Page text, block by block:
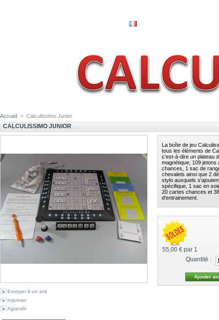
Accueil > Calculissimo Junior
CALCULISSIMO JUNIOR
Envoyer à un ami
Imprimer
Agrandir
La boîte de jeu
tous les éléments de
c'est-à-dire un plateau
magnétique, 109 jetons
chances, 1 sac de
chevalets ainsi que 2
stylo auxquels
spécifique, 1 sac en
20 cartes chances et
d'entrainement.
55,00 €par 1
Quantité :